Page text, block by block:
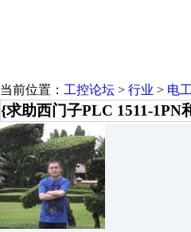
当前位置： 工控论坛 > 行业 > 电
{求助西门子PLC 1511-1PN